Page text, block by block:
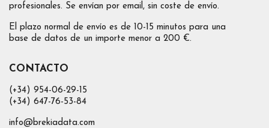
profesionales. Se envían por email, sin coste de envío.
El plazo normal de envío es de 10-15 minutos para una
base de datos de un importe menor a 200 €.
CONTACTO
(+34) 954-06-29-15
(+34) 647-76-53-84
info@brekiadata.com